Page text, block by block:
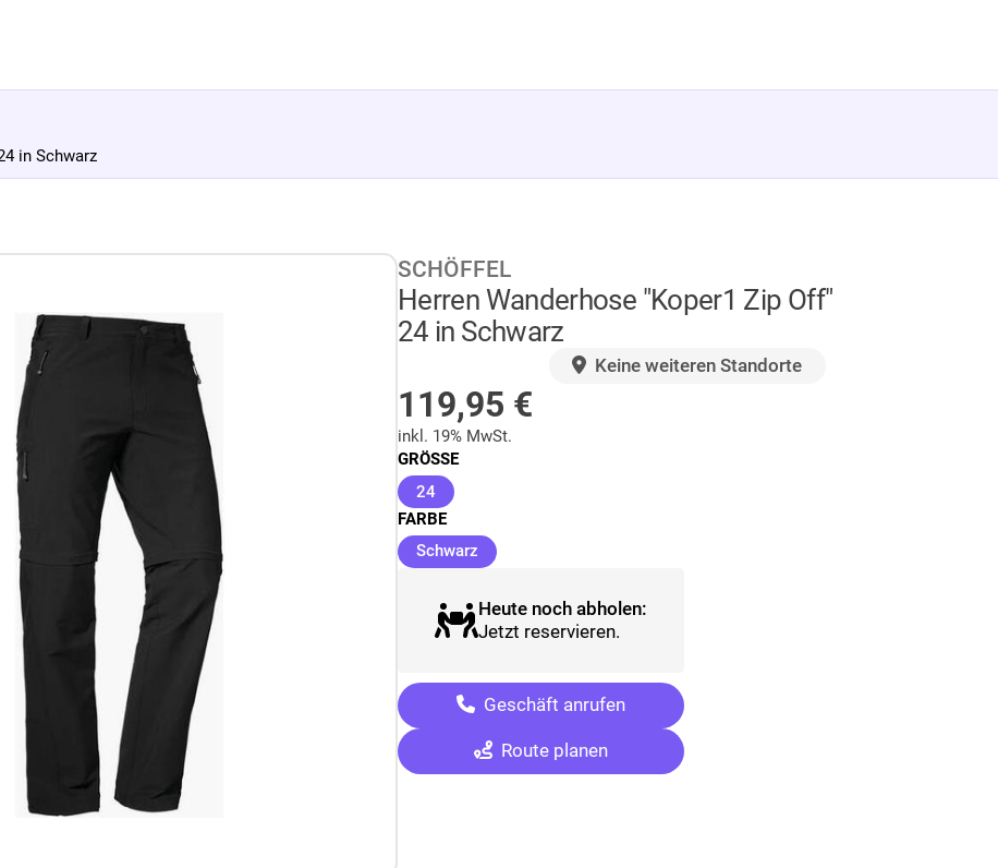
in Schwarz
SCHÖFFEL
Herren Wanderhose "Koper1 Zip Off"
24 in Schwarz
Keine weiteren Standorte
119,95 €
inkl. 19% MwSt.
GRÖSSE
24 (ausgewählt)
FARBE
Schwarz (ausgewählt)
Heute noch abholen:
Jetzt reservieren.
Geschäft anrufen
Route planen